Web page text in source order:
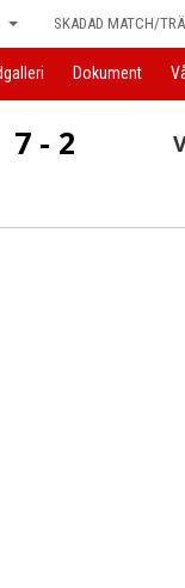
SKADAD MATCH/
Dokument
7 - 2